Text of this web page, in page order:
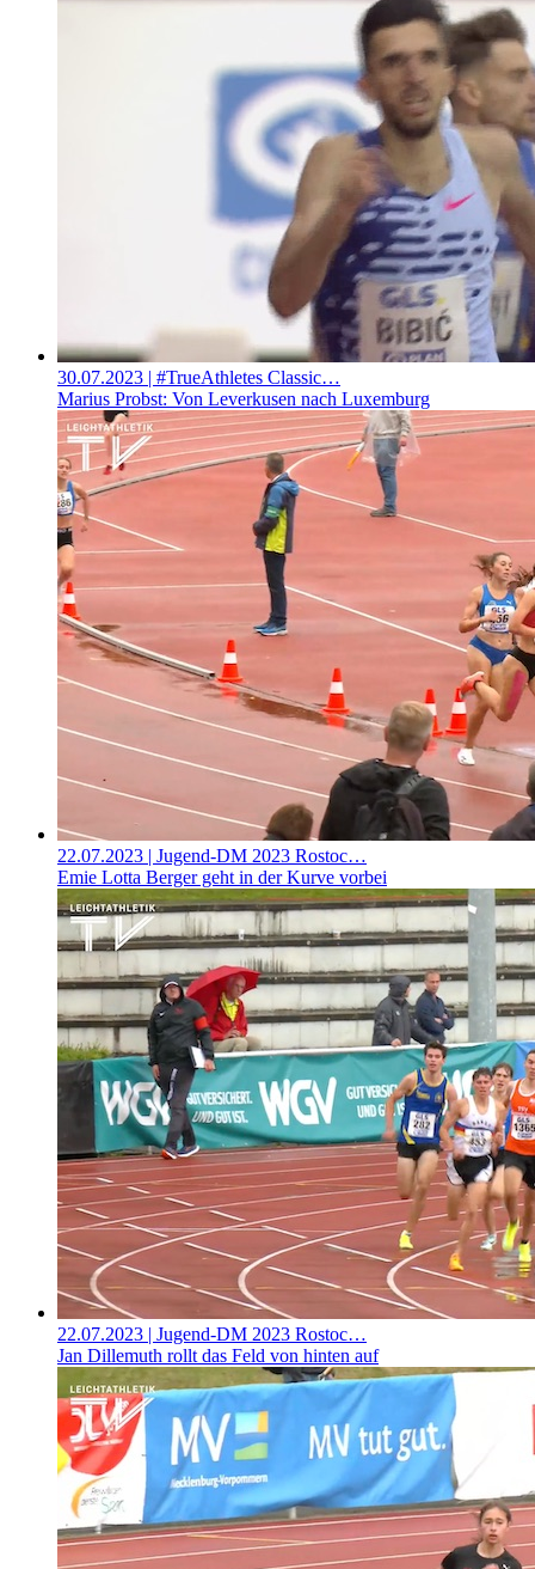
30.07.2023 | #TrueAthletes Classic…
Marius Probst: Von Leverkusen nach Luxemburg
22.07.2023 | Jugend-DM 2023 Rostoc…
Emie Lotta Berger geht in der Kurve vorbei
22.07.2023 | Jugend-DM 2023 Rostoc…
Jan Dillemuth rollt das Feld von hinten auf